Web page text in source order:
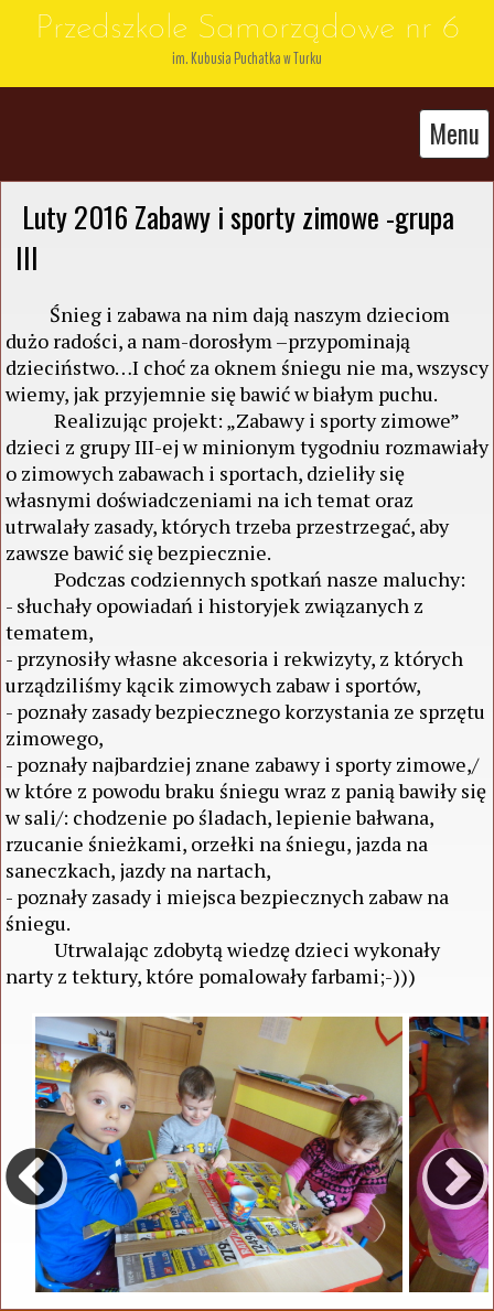
Przedszkole Samorządowe nr 6
im. Kubusia Puchatka w Turku
Menu
III
Śnieg i zabawa na nim dają naszym dzieciom
dużo radości, a nam-dorosłym –przypominają
dzieciństwo…I choć za oknem śniegu nie ma, wszyscy
wiemy, jak przyjemnie się bawić w białym puchu.
Realizując projekt: „Zabawy i sporty zimowe”
dzieci z grupy III-ej w minionym tygodniu rozmawiały
o zimowych zabawach i sportach, dzieliły się
własnymi doświadczeniami na ich temat oraz
utrwalały zasady, których trzeba przestrzegać, aby
zawsze bawić się bezpiecznie.
Podczas codziennych spotkań nasze maluchy:
- słuchały opowiadań i historyjek związanych z
tematem,
- przynosiły własne akcesoria i rekwizyty, z których
urządziliśmy kącik zimowych zabaw i sportów,
- poznały zasady bezpiecznego korzystania ze sprzętu
zimowego,
- poznały najbardziej znane zabawy i sporty zimowe,/
w które z powodu braku śniegu wraz z panią bawiły się
w sali/: chodzenie po śladach, lepienie bałwana,
rzucanie śnieżkami, orzełki na śniegu, jazda na
saneczkach, jazdy na nartach,
- poznały zasady i miejsca bezpiecznych zabaw na
śniegu.
Utrwalając zdobytą wiedzę dzieci wykonały
narty z tektury, które pomalowały farbami;-)))